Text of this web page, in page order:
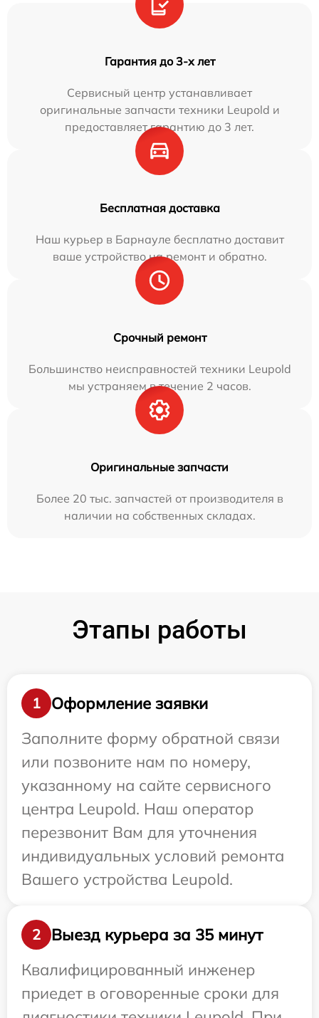
Гарантия до 3-х лет
Сервисный центр устанавливает
оригинальные запчасти техники Leupold и
предоставляет гарантию до 3 лет.
Бесплатная доставка
Наш курьер в Барнауле бесплатно доставит
ваше устройство на ремонт и обратно.
Срочный ремонт
Большинство неисправностей техники Leupold
мы устраняем в течение 2 часов.
Оригинальные запчасти
Более 20 тыс. запчастей от производителя в
наличии на собственных складах.
Этапы работы
1
Оформление заявки
Заполните форму обратной связи
или позвоните нам по номеру,
указанному на сайте сервисного
центра Leupold. Наш оператор
перезвонит Вам для уточнения
индивидуальных условий ремонта
Вашего устройства Leupold.
2
Выезд курьера за 35 минут
Квалифицированный инженер
приедет в оговоренные сроки для